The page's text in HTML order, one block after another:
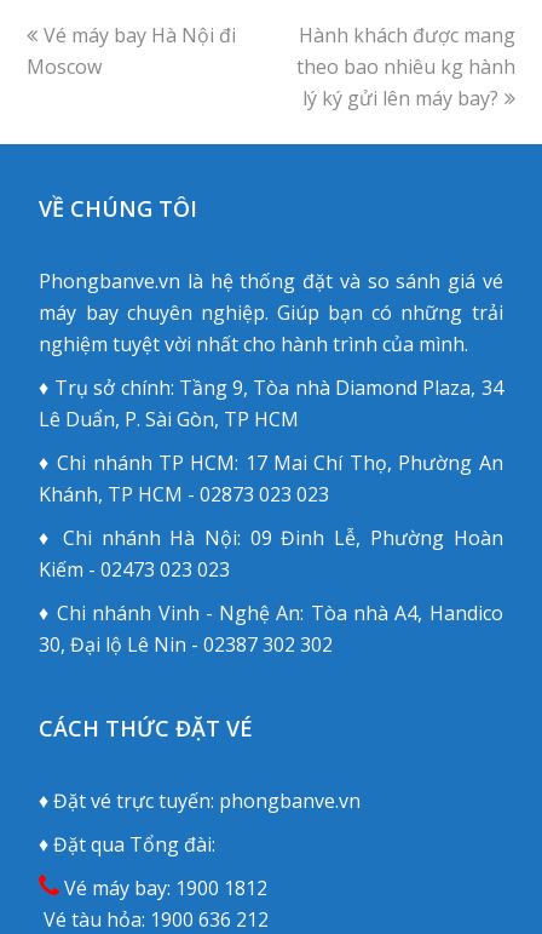
previous
post:
Vé máy bay Hà Nội đi
Moscow
next
post:
Hành khách được mang
theo bao nhiêu kg hành
lý ký gửi lên máy bay?
VỀ CHÚNG TÔI
Phongbanve.vn là hệ thống đặt và so sánh giá vé
máy bay chuyên nghiệp. Giúp bạn có những trải
nghiệm tuyệt vời nhất cho hành trình của mình.
♦ Trụ sở chính: Tầng 9, Tòa nhà Diamond Plaza, 34
Lê Duẩn, P. Sài Gòn, TP HCM
♦ Chi nhánh TP HCM: 17 Mai Chí Thọ, Phường An
Khánh, TP HCM - 02873 023 023
♦ Chi nhánh Hà Nội: 09 Đinh Lễ, Phường Hoàn
Kiếm - 02473 023 023
♦ Chi nhánh Vinh - Nghệ An: Tòa nhà A4, Handico
30, Đại lộ Lê Nin - 02387 302 302
CÁCH THỨC ĐẶT VÉ
♦ Đặt vé trực tuyến: phongbanve.vn
♦ Đặt qua Tổng đài:
Vé máy bay: 1900 1812
Vé tàu hỏa: 1900 636 212